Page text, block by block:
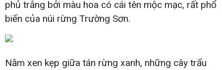
phủ trắng bởi màu hoa có cái tên mộc mạc, rất phổ
biến của núi rừng Trường Sơn.
Nằm xen kẹp giữa tán rừng xanh, những cây trẩu